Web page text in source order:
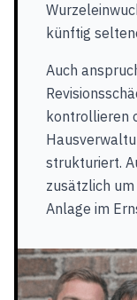
künftig
Auch
kontrollieren
strukturiert.
zusätzlich
Anlage im